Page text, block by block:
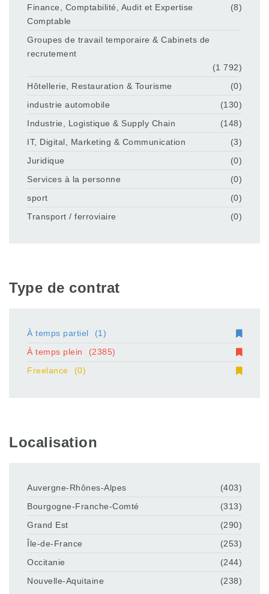
Finance, Comptabilité, Audit et Expertise
Comptable
(8)
Groupes de travail temporaire & Cabinets de
recrutement
(1 792)
Hôtellerie, Restauration & Tourisme
(0)
industrie automobile
(130)
Industrie, Logistique & Supply Chain
(148)
IT, Digital, Marketing & Communication
(3)
Juridique
(0)
Services à la personne
(0)
sport
(0)
Transport / ferroviaire
(0)
Type de contrat
À temps partiel
(1)
À temps plein
(2385)
Freelance
(0)
Localisation
Auvergne-Rhônes-Alpes
(403)
Bourgogne-Franche-Comté
(313)
Grand Est
(290)
Île-de-France
(253)
Occitanie
(244)
Nouvelle-Aquitaine
(238)